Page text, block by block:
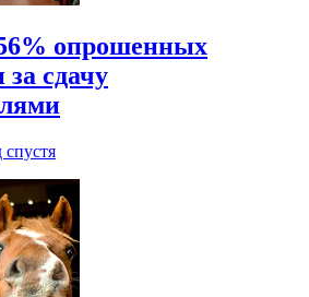
опрошенных
сдачу
спустя